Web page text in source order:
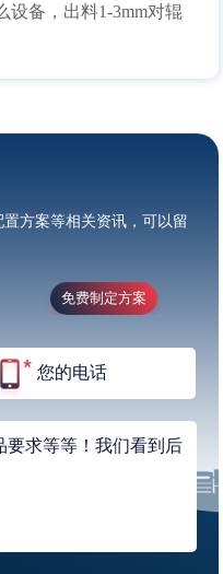
设备，出料1-3mm对辊
方案等相关资讯，可以留
免费制定方案